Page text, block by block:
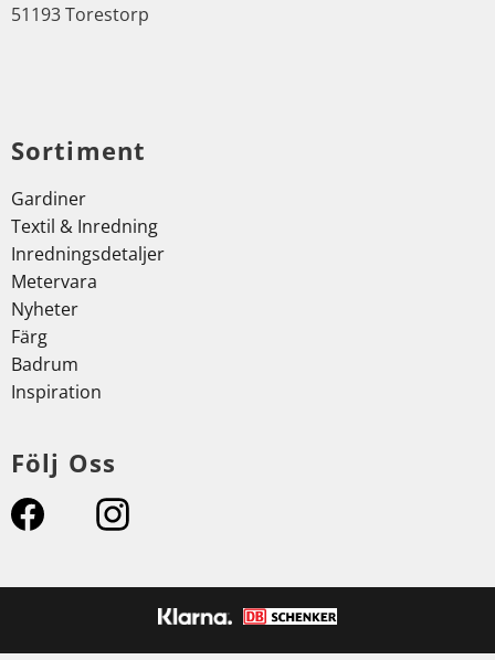
51193 Torestorp
Sortiment
Gardiner
Textil & Inredning
Inredningsdetaljer
Metervara
Nyheter
Färg
Badrum
Inspiration
Följ Oss